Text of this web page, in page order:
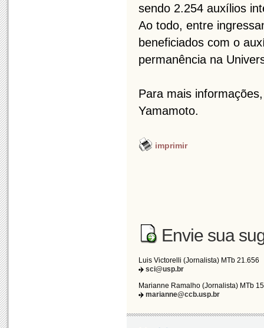
sendo 2.254 auxílios
Ao todo, entre
beneficiados com o
permanência na
Para mais
Yamamoto.
imprimir
Envie sua
Luis Victorelli (Jornalista) MTb 21.656
sci@usp.br
Marianne Ramalho (Jornalista) MTb
marianne@ccb.usp.br